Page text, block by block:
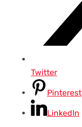
Twitter
Pinterest
LinkedIn